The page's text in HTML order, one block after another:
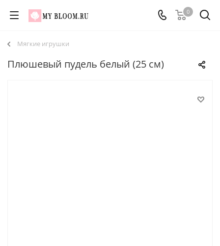
0
Мягкие игрушки
Плюшевый пудель белый (25 см)